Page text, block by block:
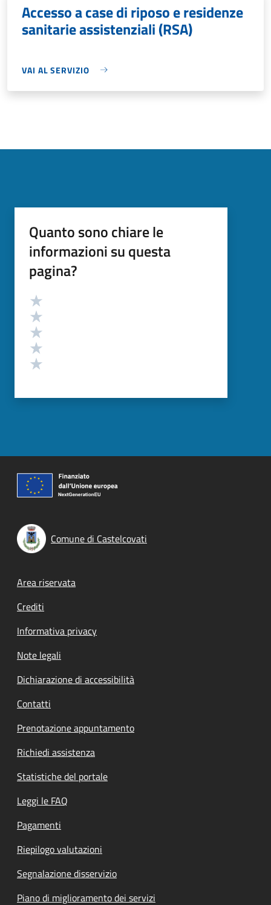
Accesso a case di riposo e residenze
sanitarie assistenziali (RSA)
VAI AL SERVIZIO
Quanto sono chiare le
informazioni su questa
pagina?
Valutazione
Comune di Castelcovati
Footer menu
Area riservata
Crediti
Informativa privacy
Note legali
Dichiarazione di accessibilità
Contatti
Prenotazione appuntamento
Richiedi assistenza
Statistiche del portale
Leggi le FAQ
Pagamenti
Riepilogo valutazioni
Segnalazione disservizio
Piano di miglioramento dei servizi